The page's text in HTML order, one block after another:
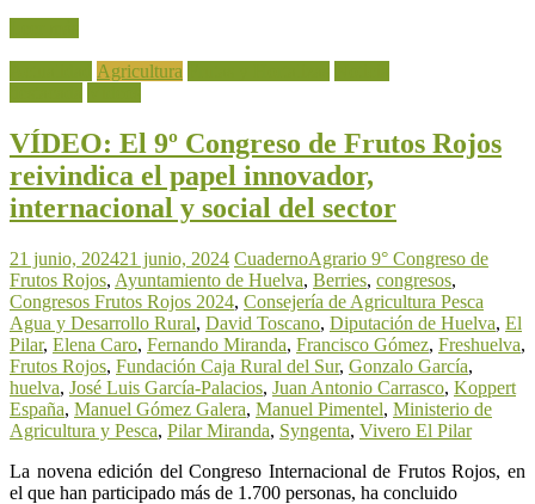
Agricultura
VÍDEO: El 9º Congreso de Frutos Rojos
reivindica el papel innovador,
internacional y social del sector
21 junio, 202421 junio, 2024 CuadernoAgrario 9° Congreso de
Frutos Rojos, Ayuntamiento de Huelva, Berries, congresos,
Congresos Frutos Rojos 2024, Consejería de Agricultura Pesca
Agua y Desarrollo Rural, David Toscano, Diputación de Huelva, El
Pilar, Elena Caro, Fernando Miranda, Francisco Gómez, Freshuelva,
Frutos Rojos, Fundación Caja Rural del Sur, Gonzalo García,
huelva, José Luis García-Palacios, Juan Antonio Carrasco, Koppert
España, Manuel Gómez Galera, Manuel Pimentel, Ministerio de
Agricultura y Pesca, Pilar Miranda, Syngenta, Vivero El Pilar
La novena edición del Congreso Internacional de Frutos Rojos, en
el que han participado más de 1.700 personas, ha concluido